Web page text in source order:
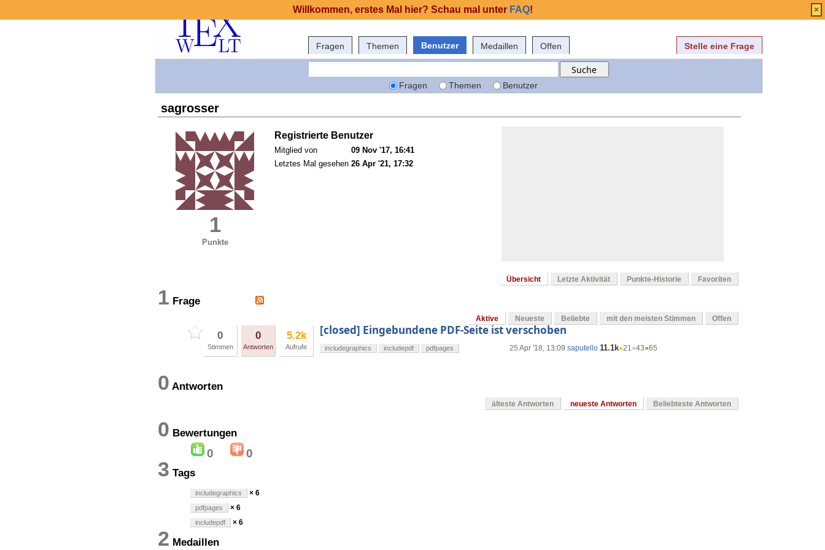
Fragen Themen Benutzer Medaillen Offen Stelle eine Frage
Fragen Themen Benutzer
sagrosser
1
Punkte
Registrierte Benutzer
Mitglied von
09 Nov '17, 16:41
Letztes Mal gesehen 26 Apr '21, 17:32
Übersicht Letzte Aktivität Punkte-Historie Favoriten
1 Frage
Aktive Neueste Beliebte mit den meisten Stimmen Offen
0
Stimmen
0
Antworten
5.2k
Aufrufe
[closed] Eingebundene PDF-Seite ist verschoben
25 Apr '18, 13:09 saputello 11.1k●21●43●65
includegraphics includepdf pdfpages
0 Antworten
älteste Antworten neueste Antworten Beliebteste Antworten
0 Bewertungen
0 0
3 Tags
includegraphics × 6
pdfpages × 6
includepdf × 6
2 Medaillen
Willkommen, erstes Mal hier? Schau mal unter FAQ! ×